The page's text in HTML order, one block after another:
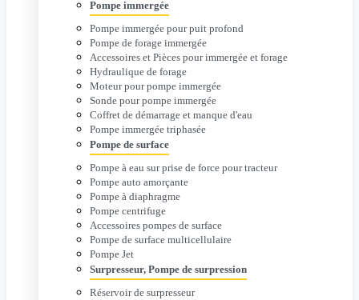
Pompe immergée
Pompe immergée pour puit profond
Pompe de forage immergée
Accessoires et Pièces pour immergée et forage
Hydraulique de forage
Moteur pour pompe immergée
Sonde pour pompe immergée
Coffret de démarrage et manque d'eau
Pompe immergée triphasée
Pompe de surface
Pompe à eau sur prise de force pour tracteur
Pompe auto amorçante
Pompe à diaphragme
Pompe centrifuge
Accessoires pompes de surface
Pompe de surface multicellulaire
Pompe Jet
Surpresseur, Pompe de surpression
Réservoir de surpresseur